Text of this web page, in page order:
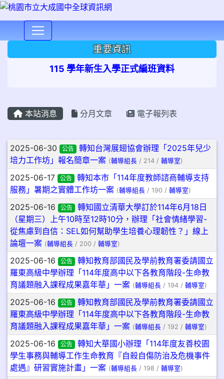
重要資訊
115 學年新生入學正式編班資料
本站消息 分月文章 電子報列表
文章列表
2025-06-30 公告
轉知台灣展翅協會辦理「2025年兒少
培力工作坊」報名簡章一案 (輔導組長 / 214 / 輔導室)
2025-06-17 公告
轉知本市「114年度教師諮商輔導支持
服務」暑期之實體工作坊一案 (輔導組長 / 190 / 輔導室)
2025-06-16 公告
轉知國立清華大學訂於114年6月18日
（星期三）上午10時至12時10分，辦理「社會情緒學習-
從焦慮到自信：SEL如何幫助學生培養心理韌性？」線上
論壇一案 (輔導組長 / 200 / 輔導室)
2025-06-16 公告
轉知教育部國民及學前教育署委請國立
羅東高級中學辦理「114年度高中以下各教育階段-生命教
育議題融入課程成果嘉年華」一案 (輔導組長 / 194 / 輔導室)
2025-06-16 公告
轉知教育部國民及學前教育署委請國立
羅東高級中學辦理「114年度高中以下各教育階段-生命教
育議題融入課程成果嘉年華」一案 (輔導組長 / 192 / 輔導室)
2025-06-16 公告
轉知大華國小辦理「114年度友善校園
學生事務與輔導工作生命教育『自殺自傷防治及危機事件
處遇』研習實施計畫」一案 (輔導組長 / 198 / 輔導室)